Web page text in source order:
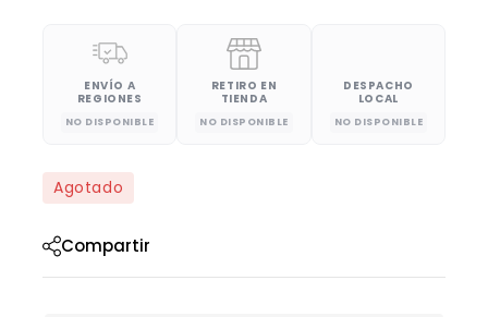
ENVÍO A
REGIONES
NO DISPONIBLE
RETIRO EN
TIENDA
NO DISPONIBLE
DESPACHO
LOCAL
NO DISPONIBLE
Agotado
Compartir